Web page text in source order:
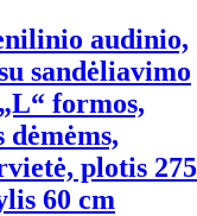
audinio,
sandėliavimo
formos,
plotis 275
60 cm